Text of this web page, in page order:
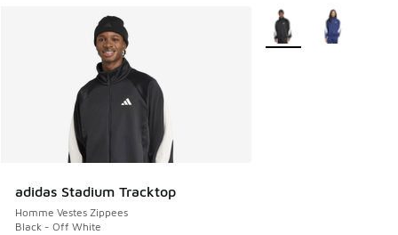
adidas Stadium Tracktop
Homme Vestes Zippees
Black - Off White
Plus de couleurs